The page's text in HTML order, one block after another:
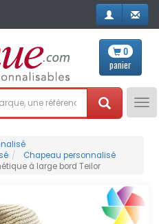
0
panier
Chapeau personnalisé
à large bord Teilor